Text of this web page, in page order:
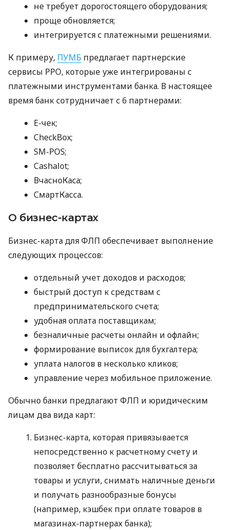
не требует дорогостоящего оборудования;
проще обновляется;
интегрируется с платежными решениями.
К примеру, ПУМБ предлагает партнерские
сервисы РРО, которые уже интегрированы с
платежными инструментами банка. В настоящее
время банк сотрудничает с 6 партнерами:
E-чек;
CheckBox;
SM-POS;
Cashalot;
ВчасноКаса;
СмартКасса.
О бизнес-картах
Бизнес-карта для ФЛП обеспечивает выполнение
следующих процессов:
отдельный учет доходов и расходов;
быстрый доступ к средствам с
предпринимательского счета;
удобная оплата поставщикам;
безналичные расчеты онлайн и офлайн;
формирование выписок для бухгалтера;
уплата налогов в несколько кликов;
управление через мобильное приложение.
Обычно банки предлагают ФЛП и юридическим
лицам два вида карт:
Бизнес-карта, которая привязывается
непосредственно к расчетному счету и
позволяет бесплатно рассчитываться за
товары и услуги, снимать наличные деньги
и получать разнообразные бонусы
(например, кэшбек при оплате товаров в
магазинах-партнерах банка);